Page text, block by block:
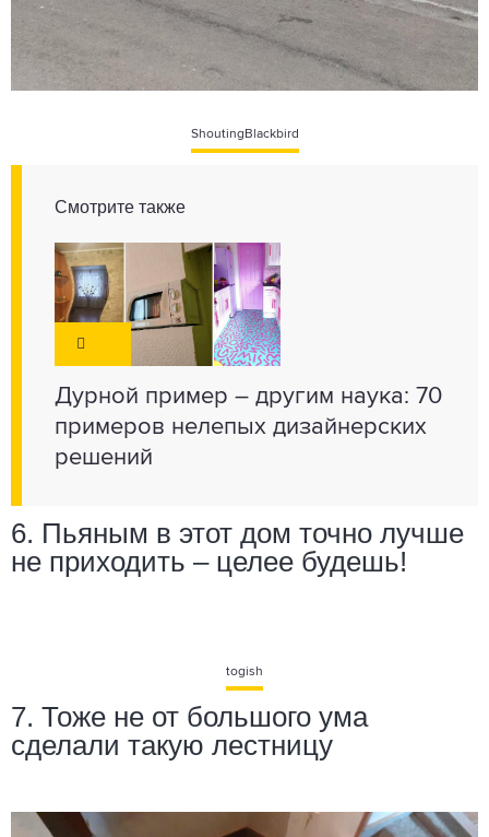
ShoutingBlackbird
Смотрите также
Дурной пример – другим наука: 70
примеров нелепых дизайнерских
решений
6. Пьяным в этот дом точно лучше
не приходить – целее будешь!
togish
7. Тоже не от большого ума
сделали такую лестницу